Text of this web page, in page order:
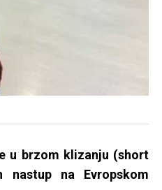
u brzom klizanju (short
na Evropskom